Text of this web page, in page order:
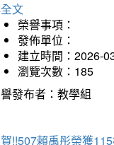
文
榮譽事項：
發佈單位：
建立時間：2026-
瀏覽次數：185
發布者：教學組
!!507賴禹彤榮獲